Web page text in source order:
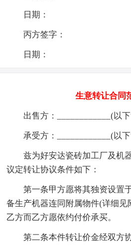
日期：
丙方签字：
日期：
生意转让合同
出售方：____________(以
承受方：____________(以
兹为好安达瓷砖加工厂及机
议定转让协议条件如下：
第一条甲方愿将其独资设置
备生产机器连同附属物件(详细
乙方而乙方愿依约付价承买。
第二条本件转让价金经双方